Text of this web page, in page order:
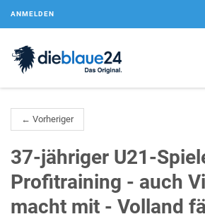
ANMELDEN
← Vorheriger
37-jähriger U21-
Profitraining - auch
macht mit - Volland